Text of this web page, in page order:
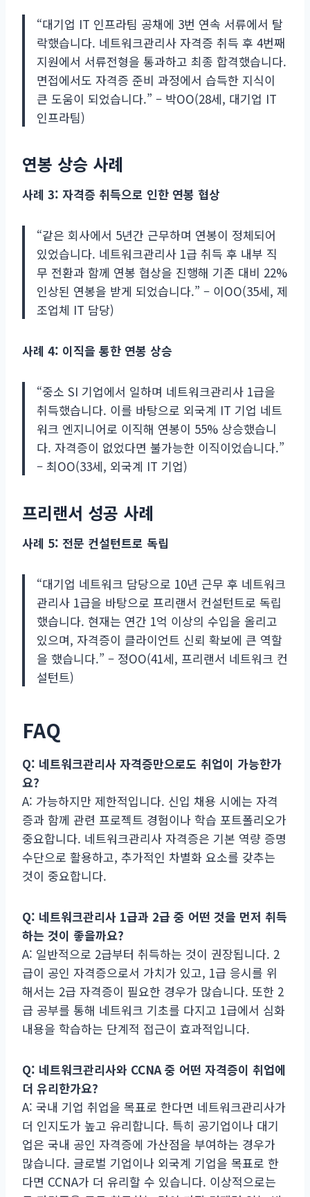
“대기업 IT 인프라팀 공채에 3번 연속 서류에서 탈
락했습니다. 네트워크관리사 자격증 취득 후 4번째
지원에서 서류전형을 통과하고 최종 합격했습니다.
면접에서도 자격증 준비 과정에서 습득한 지식이
큰 도움이 되었습니다.” – 박OO(28세, 대기업 IT
인프라팀)
연봉 상승 사례
사례 3: 자격증 취득으로 인한 연봉 협상
“같은 회사에서 5년간 근무하며 연봉이 정체되어
있었습니다. 네트워크관리사 1급 취득 후 내부 직
무 전환과 함께 연봉 협상을 진행해 기존 대비 22%
인상된 연봉을 받게 되었습니다.” – 이OO(35세, 제
조업체 IT 담당)
사례 4: 이직을 통한 연봉 상승
“중소 SI 기업에서 일하며 네트워크관리사 1급을
취득했습니다. 이를 바탕으로 외국계 IT 기업 네트
워크 엔지니어로 이직해 연봉이 55% 상승했습니
다. 자격증이 없었다면 불가능한 이직이었습니다.”
– 최OO(33세, 외국계 IT 기업)
프리랜서 성공 사례
사례 5: 전문 컨설턴트로 독립
“대기업 네트워크 담당으로 10년 근무 후 네트워크
관리사 1급을 바탕으로 프리랜서 컨설턴트로 독립
했습니다. 현재는 연간 1억 이상의 수입을 올리고
있으며, 자격증이 클라이언트 신뢰 확보에 큰 역할
을 했습니다.” – 정OO(41세, 프리랜서 네트워크 컨
설턴트)
FAQ
Q: 네트워크관리사 자격증만으로도 취업이 가능한가
요?
A: 가능하지만 제한적입니다. 신입 채용 시에는 자격
증과 함께 관련 프로젝트 경험이나 학습 포트폴리오가
중요합니다. 네트워크관리사 자격증은 기본 역량 증명
수단으로 활용하고, 추가적인 차별화 요소를 갖추는
것이 중요합니다.
Q: 네트워크관리사 1급과 2급 중 어떤 것을 먼저 취득
하는 것이 좋을까요?
A: 일반적으로 2급부터 취득하는 것이 권장됩니다. 2
급이 공인 자격증으로서 가치가 있고, 1급 응시를 위
해서는 2급 자격증이 필요한 경우가 많습니다. 또한 2
급 공부를 통해 네트워크 기초를 다지고 1급에서 심화
내용을 학습하는 단계적 접근이 효과적입니다.
Q: 네트워크관리사와 CCNA 중 어떤 자격증이 취업에
더 유리한가요?
A: 국내 기업 취업을 목표로 한다면 네트워크관리사가
더 인지도가 높고 유리합니다. 특히 공기업이나 대기
업은 국내 공인 자격증에 가산점을 부여하는 경우가
많습니다. 글로벌 기업이나 외국계 기업을 목표로 한
다면 CCNA가 더 유리할 수 있습니다. 이상적으로는